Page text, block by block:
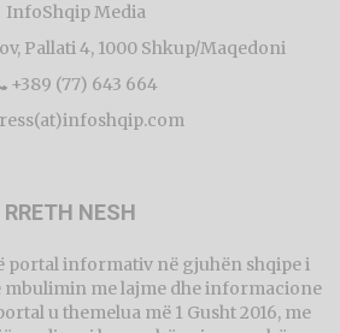
InfoShqip Media
Pallati 4, 1000 Shkup/Maqedoni
+389 (77) 643 664
RRETH NESH
portal informativ në gjuhën shqipe i
me lajme dhe informacione
u themelua më 1 Gusht 2016, me